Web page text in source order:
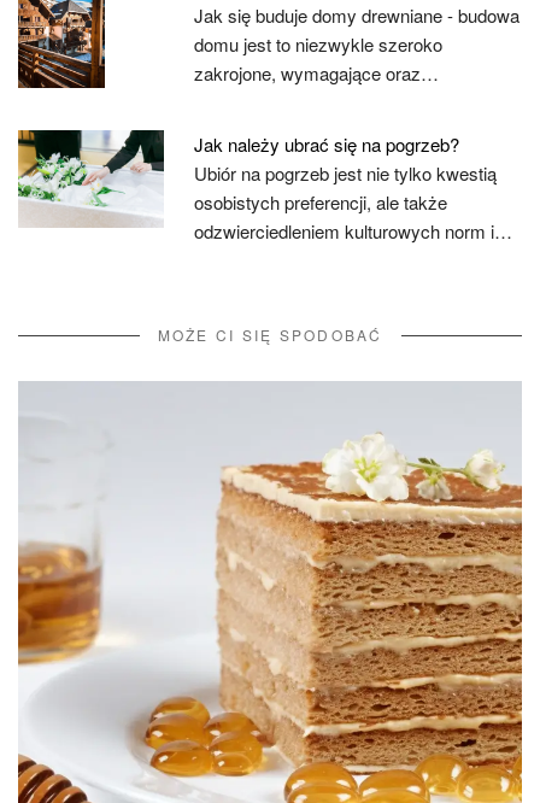
Jak się buduje domy drewniane - budowa
domu jest to niezwykle szeroko
zakrojone, wymagające oraz…
Jak należy ubrać się na pogrzeb?
Ubiór na pogrzeb jest nie tylko kwestią
osobistych preferencji, ale także
odzwierciedleniem kulturowych norm i…
MOŻE CI SIĘ SPODOBAĆ